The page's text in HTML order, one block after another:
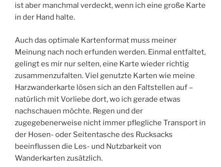
ist aber manchmal verdeckt, wenn ich eine große Karte
in der Hand halte.
Auch das optimale Kartenformat muss meiner
Meinung nach noch erfunden werden. Einmal entfaltet,
gelingt es mir nur selten, eine Karte wieder richtig
zusammenzufalten. Viel genutzte Karten wie meine
Harzwanderkarte lösen sich an den Faltstellen auf –
natürlich mit Vorliebe dort, wo ich gerade etwas
nachschauen möchte. Regen und der
zugegebenerweise nicht immer pflegliche Transport in
der Hosen- oder Seitentasche des Rucksacks
beeinflussen die Les- und Nutzbarkeit von
Wanderkarten zusätzlich.